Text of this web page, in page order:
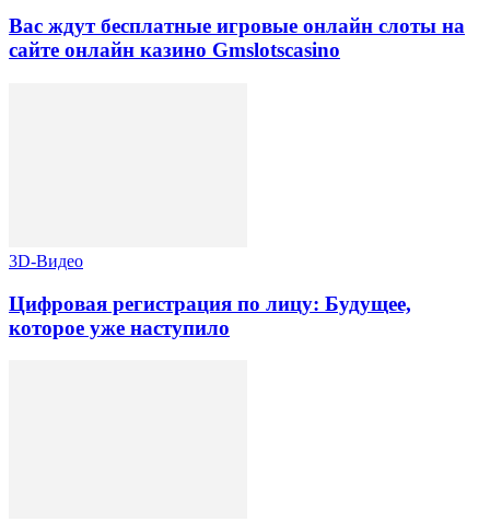
Вас ждут бесплатные игровые онлайн слоты на
сайте онлайн казино Gmslotscasino
3D-Видео
Цифровая регистрация по лицу: Будущее,
которое уже наступило